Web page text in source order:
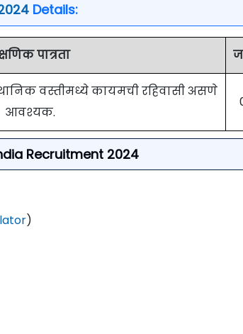
Details:
पात्रता
वस्तीमध्ये कायमची रहिवासी असणे
आवश्यक.
Recruitment 2024
)